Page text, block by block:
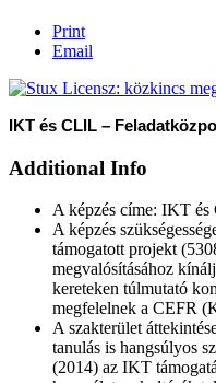
Print
Email
IKT és CLIL –
Additional Info
A képzés címe: IKT és
A képzés
támogatott projekt
megvalósításához
kereteken túlmutató
megfelelnek a CEFR
A szakterület
tanulás is hangsúlyos
(2014) az IKT